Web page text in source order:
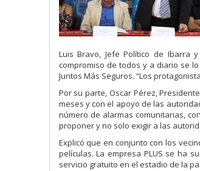
Luis Bravo, Jefe Político de Ibarra
compromiso de todos y a diario se
Juntos Más Seguros. “Los
Por su parte, Oscar Pérez,
meses y con el apoyo de las
número de alarmas comunitarias,
proponer y no solo exigir a las
Explicó que en conjunto con los
películas. La empresa PLUS se ha
servicio gratuito en el estadio de la